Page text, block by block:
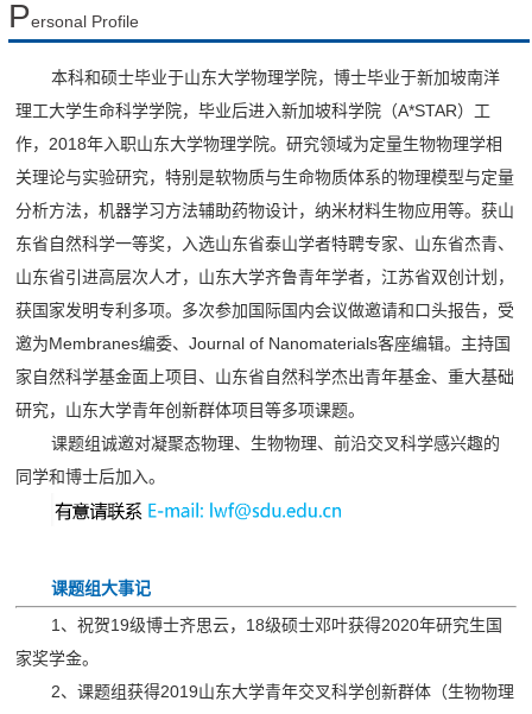
Personal Profile
本科和硕士毕业于山东大学物理学院，博士毕业于新加坡南洋
理工大学生命科学学院，毕业后进入新加坡科学院（A*STAR）工
作，2018年入职山东大学物理学院。研究领域为定量生物物理学相
关理论与实验研究，特别是软物质与生命物质体系的物理模型与定量
分析方法，机器学习方法辅助药物设计，纳米材料生物应用等。获山
东省自然科学一等奖，入选山东省泰山学者特聘专家、山东省杰青、
山东省引进高层次人才，山东大学齐鲁青年学者，江苏省双创计划，
获国家发明专利多项。多次参加国际国内会议做邀请和口头报告，受
邀为Membranes编委、Journal of Nanomaterials客座编辑。主持国
家自然科学基金面上项目、山东省自然科学杰出青年基金、重大基础
研究，山东大学青年创新群体项目等多项课题。
课题组诚邀对凝聚态物理、生物物理、前沿交叉科学感兴趣的
同学和博士后加入。
课题组大事记
1、祝贺19级博士齐思云，18级硕士邓叶获得2020年研究生国
家奖学金。
2、课题组获得2019山东大学青年交叉科学创新群体（生物物理